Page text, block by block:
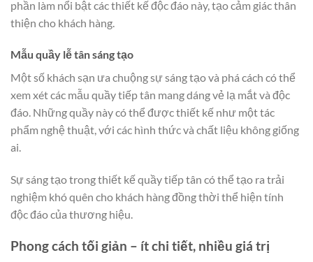
phần làm nổi bật các thiết kế độc đáo này, tạo cảm giác thân
thiện cho khách hàng.
Mẫu quầy lễ tân sáng tạo
Một số khách sạn ưa chuộng sự sáng tạo và phá cách có thể
xem xét các mẫu quầy tiếp tân mang dáng vẻ lạ mắt và độc
đáo. Những quầy này có thể được thiết kế như một tác
phẩm nghệ thuật, với các hình thức và chất liệu không giống
ai.
Sự sáng tạo trong thiết kế quầy tiếp tân có thể tạo ra trải
nghiệm khó quên cho khách hàng đồng thời thể hiện tính
độc đáo của thương hiệu.
Phong cách tối giản – ít chi tiết, nhiều giá trị